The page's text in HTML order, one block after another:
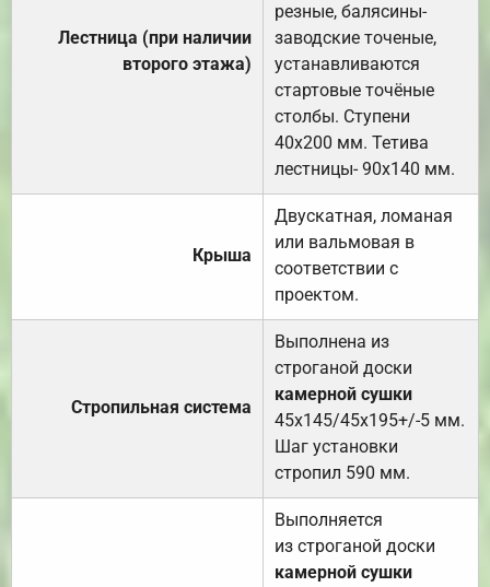
Лестница (при наличии
второго этажа)
резные, балясины-
заводские точеные,
устанавливаются
стартовые точёные
столбы. Ступени
40х200 мм. Тетива
лестницы- 90х140 мм.
Крыша
Двускатная, ломаная
или вальмовая в
соответствии с
проектом.
Стропильная система
Выполнена из
строганой доски
камерной сушки
45х145/45х195+/-5 мм.
Шаг установки
стропил 590 мм.
Выполняется
из строганой доски
камерной сушки